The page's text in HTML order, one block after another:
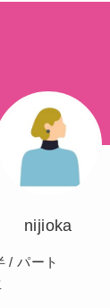
nijioka
/ パート